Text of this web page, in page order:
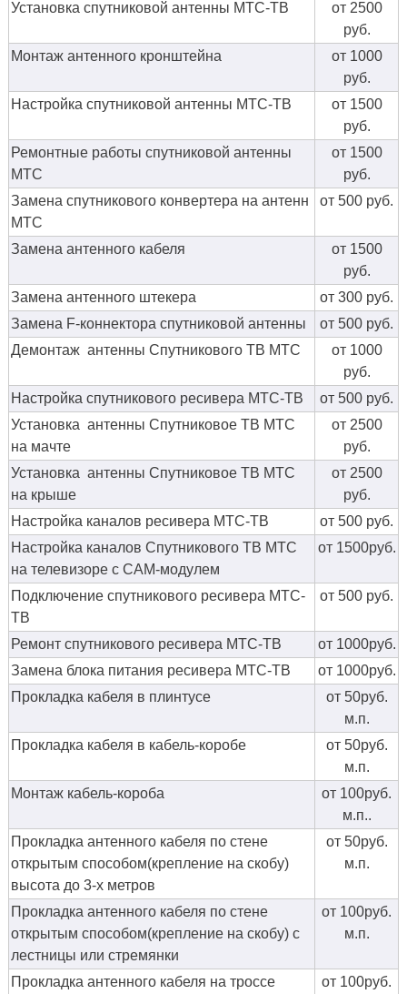
Установка спутниковой антенны МТС-ТВ
от 2500
руб.
Монтаж антенного кронштейна
от 1000
руб.
Настройка спутниковой антенны МТС-ТВ
от 1500
руб.
Ремонтные работы спутниковой антенны
МТС
от 1500
руб.
Замена спутникового конвертера на антенн
МТС
от 500 руб.
Замена антенного кабеля
от 1500
руб.
Замена антенного штекера
от 300 руб.
Замена F-коннектора спутниковой антенны
от 500 руб.
Демонтаж антенны Спутникового ТВ МТС
от 1000
руб.
Настройка спутникового ресивера МТС-ТВ
от 500 руб.
Установка антенны Спутниковое ТВ МТС
на мачте
от 2500
руб.
Установка антенны Спутниковое ТВ МТС
на крыше
от 2500
руб.
Настройка каналов ресивера МТС-ТВ
от 500 руб.
Настройка каналов Спутникового ТВ МТС
на телевизоре с CAM-модулем
от 1500руб.
Подключение спутникового ресивера МТС-
ТВ
от 500 руб.
Ремонт спутникового ресивера МТС-ТВ
от 1000руб.
Замена блока питания ресивера МТС-ТВ
от 1000руб.
Прокладка кабеля в плинтусе
от 50руб.
м.п.
Прокладка кабеля в кабель-коробе
от 50руб.
м.п.
Монтаж кабель-короба
от 100руб.
м.п..
Прокладка антенного кабеля по стене
открытым способом(крепление на скобу)
высота до 3-х метров
от 50руб.
м.п.
Прокладка антенного кабеля по стене
открытым способом(крепление на скобу) с
лестницы или стремянки
от 100руб.
м.п.
Прокладка антенного кабеля на троссе
от 100руб.